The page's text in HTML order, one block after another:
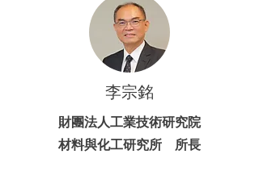
李宗銘
財團法人工業技術研究院
材料與化工研究所​ 所長